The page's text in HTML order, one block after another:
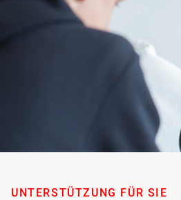
UNTERSTÜTZUNG FÜR SIE